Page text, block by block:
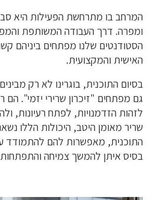
המרחב בו מתרחשת הפעילות היא
ומפרה. דרך העבודה המשותפת
הסטודנטים שלנו מפתחים ביניהם
האישית והמקצועית.
בסיום התוכנית, בוגרינו לא רק
גם מפתחים "זיכרון שרירי יזמי". הם
לזהות הזדמנויות, לפתח רעיונות,
שריר מאומן היטב, היכולות הללו
התוכנית, מאפשרות להם להתמודד
בסיס איתן להמשך צמיחה